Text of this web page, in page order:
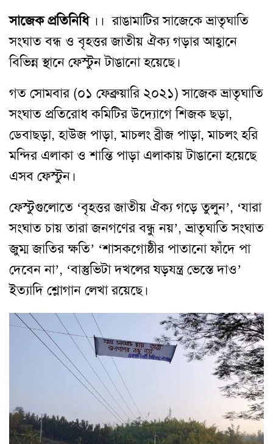
সাজেক প্রতিনিধি।। রাঙামাটির সাজেকে ভ্রাতৃঘাতি
সংঘাত বন্ধ ও বৃহত্তর জাতীয় ঐক্য গড়ার আহ্বানে
বিভিন্ন স্থানে ফেস্টুন টাঙানো হয়েছে।
গত সোমবার (০১ ফেব্রুয়ারি ২০২১) সাজেক ভ্রাতৃঘাতি
সংঘাত প্রতিরোধ কমিটির উদ্যোগে শিজক ছড়া,
ডেবাছড়া, হাউজ পাড়া, মাচলং ব্রীজ পাড়া, মাচলং হরি
মন্দির এলাকা ও শান্তি পাড়া এলাকায় টাঙানো হয়েছে
এসব ফেস্টুন।
ফেস্টুগুলোতে ‘বৃহত্তর জাতীয় ঐক্য গড়ে তুলুন’, ‘যারা
সংঘাত চায় তারা জনগণের বন্ধু নয়’, ভ্রাতৃঘাতি সংঘাত
জুম্ম জাতির ক্ষতি’ ‘শাসকগোষ্ঠীর পাতানো ফাঁদে পা
দেবেন না’, ‘বাস্তুভিটা দখলের ষড়যন্ত্র ভেস্তে দাও’
ইত্যাদি শ্লোগান লেখা রয়েছে।